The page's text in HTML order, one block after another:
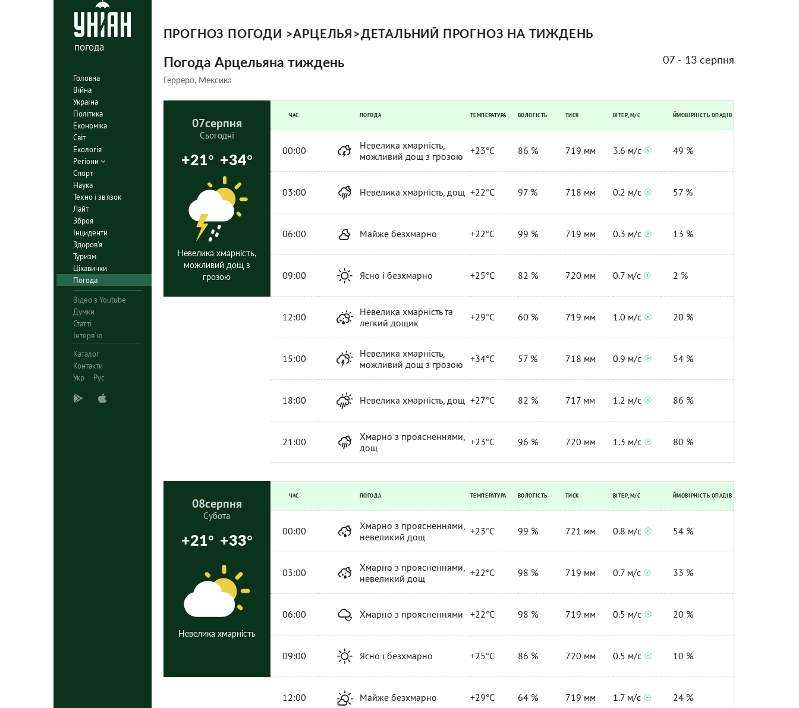
погода
Головна
Війна
Україна
Політика
Економіка
Світ
Екологія
Регіони
Спорт
Наука
Техно і зв'язок
Лайт
Зброя
Інциденти
Здоров'я
Туризм
Цікавинки
Погода
Відео з Youtube
Думки
Статті
Інтерв`ю
Каталог
Контакти
Укр
Рус
ПРОГНОЗ ПОГОДИ >АРЦЕЛЬЯ >ДЕТАЛЬНИЙ ПРОГНОЗ НА ТИЖДЕНЬ
Погода Арцельяна тиждень
Герреро, Мексика
07 - 13 серпня
07серпня
Сьогодні
+21° +34°
Невелика хмарність,
можливий дощ з
грозою
ЧАС ПОГОДА ТЕМПЕРАТУРА ВОЛОГІСТЬ ТИСК ВІТЕР, М/С ЙМОВІРНІСТЬ ОПАДІВ
00:00
Невелика хмарність,
можливий дощ з грозою
+23°C 86 % 719 мм 3.6 м/с 49 %
03:00 Невелика хмарність, дощ +22°C 97 % 718 мм 0.2 м/с 57 %
06:00 Майже безхмарно +22°C 99 % 719 мм 0.3 м/с 13 %
09:00 Ясно і безхмарно +25°C 82 % 720 мм 0.7 м/с 2 %
12:00
Невелика хмарність та
легкий дощик
+29°C 60 % 719 мм 1.0 м/с 20 %
15:00
Невелика хмарність,
можливий дощ з грозою
+34°C 57 % 718 мм 0.9 м/с 54 %
18:00 Невелика хмарність, дощ +27°C 82 % 717 мм 1.2 м/с 86 %
21:00
Хмарно з проясненнями,
дощ
+23°C 96 % 720 мм 1.3 м/с 80 %
08серпня
Субота
+21° +33°
Невелика хмарність
ЧАС ПОГОДА ТЕМПЕРАТУРА ВОЛОГІСТЬ ТИСК ВІТЕР, М/С ЙМОВІРНІСТЬ ОПАДІВ
00:00
Хмарно з проясненнями,
невеликий дощ
+23°C 99 % 721 мм 0.8 м/с 54 %
03:00
Хмарно з проясненнями,
невеликий дощ
+22°C 98 % 719 мм 0.7 м/с 33 %
06:00 Хмарно з проясненнями +22°C 98 % 719 мм 0.5 м/с 20 %
09:00 Ясно і безхмарно +25°C 86 % 720 мм 0.5 м/с 10 %
12:00 Майже безхмарно +29°C 64 % 719 мм 1.7 м/с 24 %